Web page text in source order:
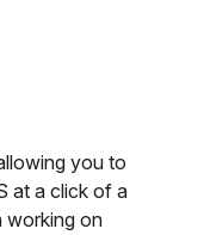
you to
at a click of a
working on